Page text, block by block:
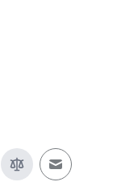
E-Mail an